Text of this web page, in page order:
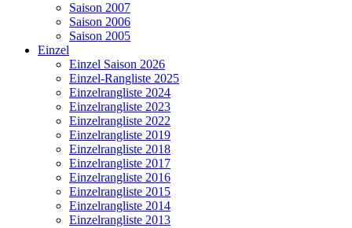
Saison 2007
Saison 2006
Saison 2005
Einzel
Einzel Saison 2026
Einzel-Rangliste 2025
Einzelrangliste 2024
Einzelrangliste 2023
Einzelrangliste 2022
Einzelrangliste 2019
Einzelrangliste 2018
Einzelrangliste 2017
Einzelrangliste 2016
Einzelrangliste 2015
Einzelrangliste 2014
Einzelrangliste 2013